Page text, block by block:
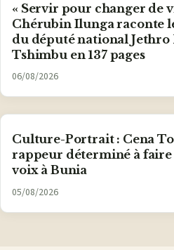
« Servir pour changer de
Chérubin Ilunga raconte
du député national
Tshimbu en 137 pages
06/08/2026
Culture-Portrait : Cena
rappeur déterminé à faire
voix à Bunia
05/08/2026